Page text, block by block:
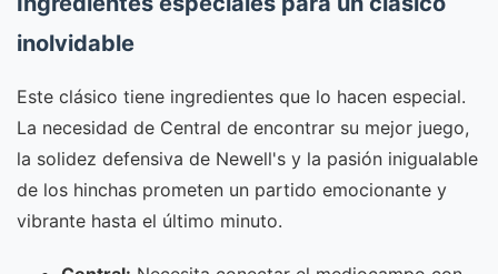
inolvidable
Este clásico tiene ingredientes que lo hacen especial.
La necesidad de Central de encontrar su mejor juego,
la solidez defensiva de Newell's y la pasión inigualable
de los hinchas prometen un partido emocionante y
vibrante hasta el último minuto.